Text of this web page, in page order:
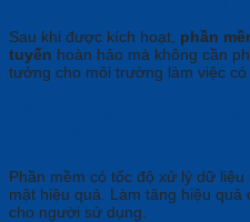
Sau khi được kích hoạt, phần
tuyến hoàn hảo mà không cần
tưởng cho môi trường làm việc có
Phần mềm có tốc độ xử lý dữ
mật hiệu quả. Làm tăng hiệu
cho người sử dụng.